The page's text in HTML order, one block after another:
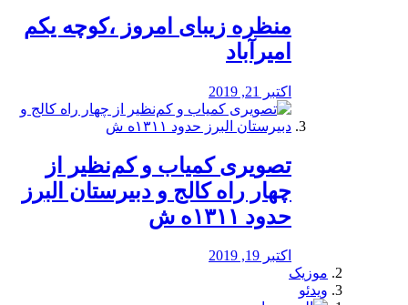
منظره‌‌ زیبای امروز ،کوچه یکم
امیرآباد
اکتبر 21, 2019
️تصویری کمیاب و کم‌نظیر از
چهار راه كالج و دبيرستان البرز
حدود ۱۳۱۱ه ش
اکتبر 19, 2019
موزیک
ویدئو